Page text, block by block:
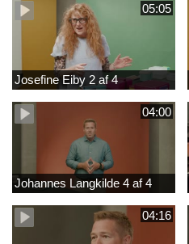
05:05
Josefine Eiby 2 af 4
04:00
Johannes Langkilde 4 af 4
04:16